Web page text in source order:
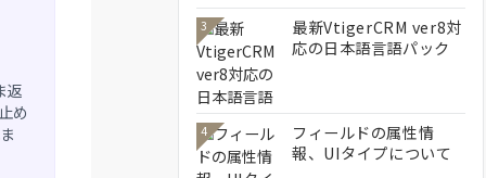
返
め
3
最新VtigerCRM ver8対
応の日本語言語パック
4
フィールドの属性情
報、UIタイプについて